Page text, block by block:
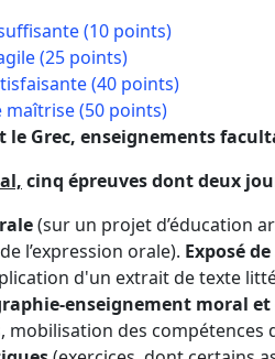
(10 points)
(25 points)
(40 points)
maîtrise (50 points)
le Grec, enseignements
cinq épreuves dont deux
(sur un projet d’éducation
l’expression orale). Exposé
d'un extrait de texte
enseignement moral
mobilisation des compétences